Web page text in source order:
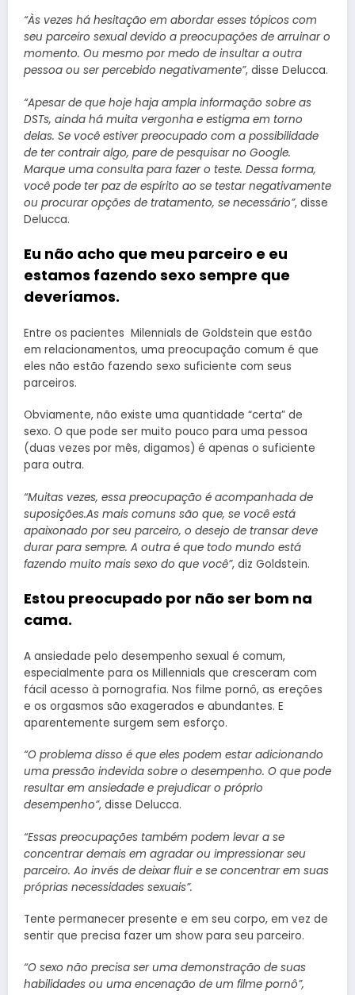
“Às vezes há hesitação em abordar esses tópicos com
seu parceiro sexual devido a preocupações de arruinar o
momento. Ou mesmo por medo de insultar a outra
pessoa ou ser percebido negativamente”, disse Delucca.
“Apesar de que hoje haja ampla informação sobre as
DSTs, ainda há muita vergonha e estigma em torno
delas. Se você estiver preocupado com a possibilidade
de ter contrair algo, pare de pesquisar no Google.
Marque uma consulta para fazer o teste. Dessa forma,
você pode ter paz de espírito ao se testar negativamente
ou procurar opções de tratamento, se necessário”, disse
Delucca.
Eu não acho que meu parceiro e eu
estamos fazendo sexo sempre que
deveríamos.
Entre os pacientes Milennials de Goldstein que estão
em relacionamentos, uma preocupação comum é que
eles não estão fazendo sexo suficiente com seus
parceiros.
Obviamente, não existe uma quantidade “certa” de
sexo. O que pode ser muito pouco para uma pessoa
(duas vezes por mês, digamos) é apenas o suficiente
para outra.
“Muitas vezes, essa preocupação é acompanhada de
suposições.As mais comuns são que, se você está
apaixonado por seu parceiro, o desejo de transar deve
durar para sempre. A outra é que todo mundo está
fazendo muito mais sexo do que você”, diz Goldstein.
Estou preocupado por não ser bom na
cama.
A ansiedade pelo desempenho sexual é comum,
especialmente para os Millennials que cresceram com
fácil acesso à pornografia. Nos filme pornô, as ereções
e os orgasmos são exagerados e abundantes. E
aparentemente surgem sem esforço.
“O problema disso é que eles podem estar adicionando
uma pressão indevida sobre o desempenho. O que pode
resultar em ansiedade e prejudicar o próprio
desempenho”, disse Delucca.
“Essas preocupações também podem levar a se
concentrar demais em agradar ou impressionar seu
parceiro. Ao invés de deixar fluir e se concentrar em suas
próprias necessidades sexuais”.
Tente permanecer presente e em seu corpo, em vez de
sentir que precisa fazer um show para seu parceiro.
“O sexo não precisa ser uma demonstração de suas
habilidades ou uma encenação de um filme pornô”,